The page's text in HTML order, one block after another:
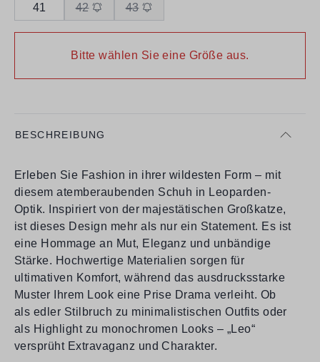
41 42 43
Bitte wählen Sie eine Größe aus.
BESCHREIBUNG
Erleben Sie Fashion in ihrer wildesten Form – mit
diesem atemberaubenden Schuh in Leoparden-
Optik. Inspiriert von der majestätischen Großkatze,
ist dieses Design mehr als nur ein Statement. Es ist
eine Hommage an Mut, Eleganz und unbändige
Stärke. Hochwertige Materialien sorgen für
ultimativen Komfort, während das ausdrucksstarke
Muster Ihrem Look eine Prise Drama verleiht. Ob
als edler Stilbruch zu minimalistischen Outfits oder
als Highlight zu monochromen Looks – „Leo“
versprüht Extravaganz und Charakter.